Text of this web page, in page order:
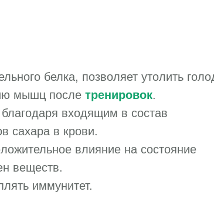
белка, позволяет утолить
мышц после тренировок.
входящим в состав
сахара в крови.
влияние на состояние
веществ.
иммунитет.